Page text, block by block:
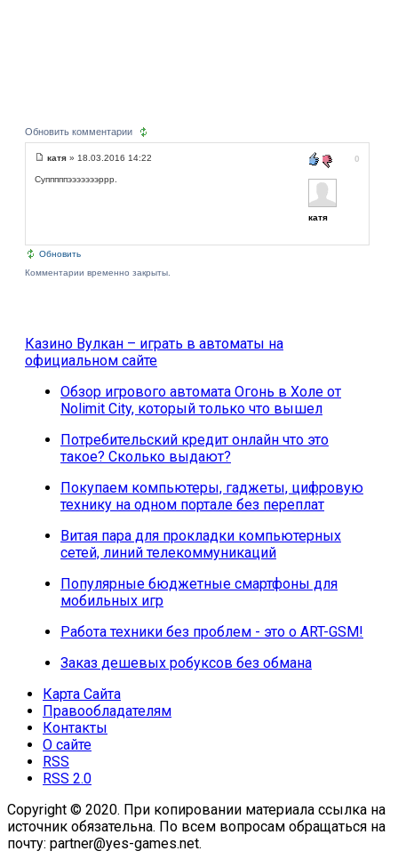
Обновить комментарии
катя » 18.03.2016 14:22
Супппппэээээээррр.
0
катя
Обновить
Комментарии временно закрыты.
Казино Вулкан – играть в автоматы на
официальном сайте
Обзор игрового автомата Огонь в Холе от
Nolimit City, который только что вышел
Потребительский кредит онлайн что это
такое? Сколько выдают?
Покупаем компьютеры, гаджеты, цифровую
технику на одном портале без переплат
Витая пара для прокладки компьютерных
сетей, линий телекоммуникаций
Популярные бюджетные смартфоны для
мобильных игр
Работа техники без проблем - это о ART-GSM!
Заказ дешевых робуксов без обмана
Карта Сайта
Правообладателям
Контакты
О сайте
RSS
RSS 2.0
Copyright © 2020. При копировании материала ссылка на
источник обязательна. По всем вопросам обращаться на
почту: partner@yes-games.net.